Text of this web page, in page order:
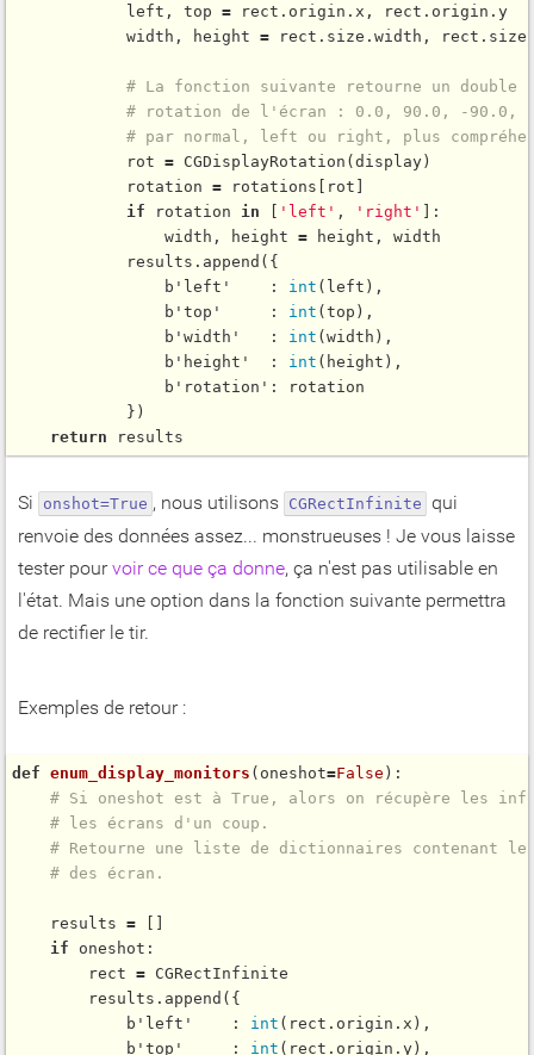
            left, top
= rect.origin.x, rect.origin.y
            width, height
= rect.size.width,
# La fonction suivante retourne un double
# rotation de l'écran : 0.0, 90.0, -90.0,
# par normal, left ou right, plus
            rot
= CGDisplayRotation (display)
            rotation
= rotations[rot]
if rotation in [ 'left' , 'right' ]:
                width, height
= height, width
            results.
append ({
                b'left'    :
int (left),
                b'top'     :
int (top),
                b'width'   :
int (width),
                b'height'  :
int (height),
                b'rotation': rotation
            })
return
Si onshot=True , nous utilisons CGRectInfinite
qui
renvoie des données assez... monstrueuses ! Je vous laisse
tester pourvoir ce que ça donne, ça n'est pas utilisable en
l'état. Mais une option dans la fonction suivante permettra
de rectifier le tir.
Exemples de retour :
def enum_display_monitors (oneshot=False ):
# Si oneshot est à True, alors on récupère les
# les écrans d'un coup.
# Retourne une liste de dictionnaires contenant
# des écran.
    results
= []
if oneshot:
        rect
= CGRectInfinite
        results.
append ({
            b'left'    :
int (rect.origin.x),
            b'top'     :
int (rect.origin.y),